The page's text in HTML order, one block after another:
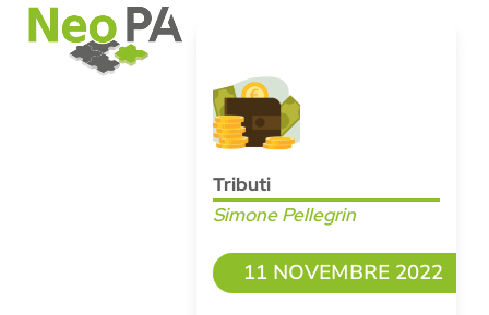
SkipOpen
mobile
menu
Close
mobile
menu
Tributi
Simone Pellegrin
11 NOVEMBRE 2022